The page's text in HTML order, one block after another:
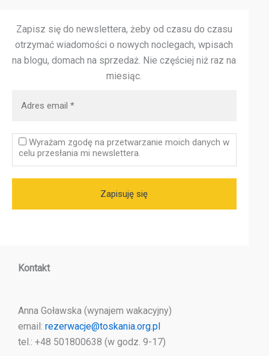
Zapisz się do newslettera, żeby od czasu do czasu
otrzymać wiadomości o nowych noclegach, wpisach
na blogu, domach na sprzedaż. Nie częściej niż raz na
miesiąc.
Wyrażam zgodę na przetwarzanie moich danych w
celu przesłania mi newslettera.
Kontakt
Anna Goławska (wynajem wakacyjny)
email: rezerwacje@toskania.org.pl
tel.: +48 501800638 (w godz. 9-17)